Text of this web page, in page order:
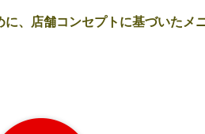
、店舗コンセプトに基づいたメ